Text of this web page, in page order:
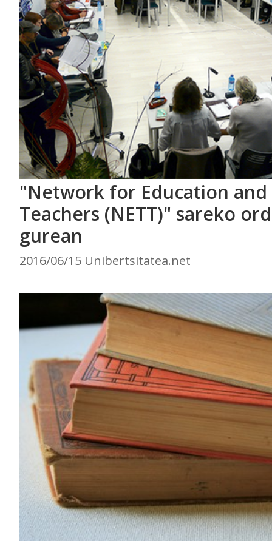
"Network for Education
Teachers (NETT)" sareko
gurean
2016/06/15 Unibertsitatea.net